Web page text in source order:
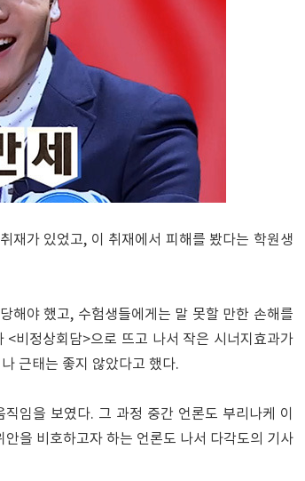
재가 있었고, 이 취재에서 피해를 봤다는 학원생
해야 했고, 수험생들에게는 말 못할 만한 손해를
비정상회담>으로 뜨고 나서 작은 시너지효과가
근태는 좋지 않았다고 했다.
임을 보였다. 그 과정 중간 언론도 부리나케 이
을 비호하고자 하는 언론도 나서 다각도의 기사